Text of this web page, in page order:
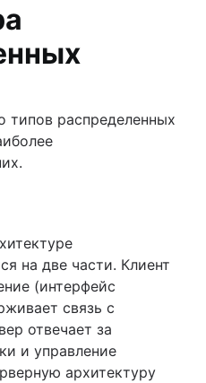
распределенных
на две части. Клиент
(интерфейс
связь с
отвечает за
и управление
архитектуру